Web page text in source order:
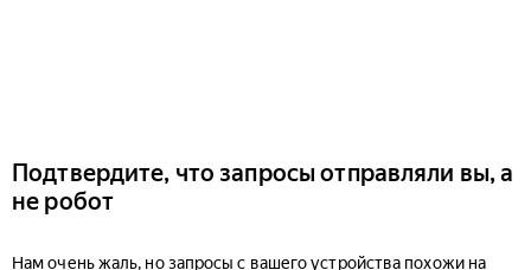
Подтвердите, что запросы отправляли вы, а
не робот
Нам очень жаль, но запросы с вашего устройства похожи на